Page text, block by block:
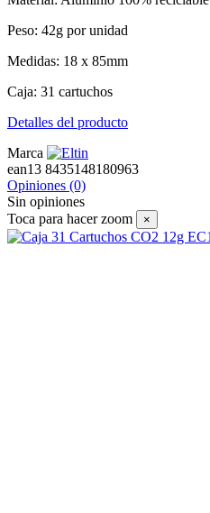
Peso: 42g por unidad
Medidas: 18 x 85mm
Caja: 31 cartuchos
Detalles del producto
Marca
ean13 8435148180963
Opiniones (0)
Sin opiniones
Toca para hacer zoom
×